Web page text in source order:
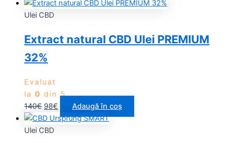
Ulei CBD
Extract natural CBD Ulei PREMIUM
32%
Evaluat
la 0 din 5
140€ 98€ Adaugă în coș
Ulei CBD